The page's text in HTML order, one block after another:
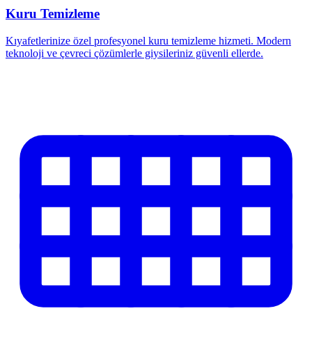
Kuru Temizleme
Kıyafetlerinize özel profesyonel kuru temizleme hizmeti. Modern
teknoloji ve çevreci çözümlerle giysileriniz güvenli ellerde.